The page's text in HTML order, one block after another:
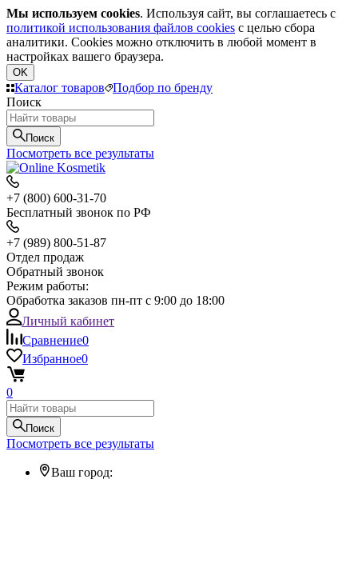
Мы используем cookies. Используя сайт, вы соглашаетесь с
политикой использования файлов cookies с целью сбора
аналитики. Cookies можно отключить в любой момент в
настройках вашего браузера.
OK
Каталог товаров
Подбор по бренду
Поиск
Поиск
Посмотреть все результаты
+7 (800) 600-31-70
Бесплатный звонок по РФ
+7 (989) 800-51-87
Отдел продаж
Обратный звонок
Режим работы:
Обработка заказов пн-пт с 9:00 до 18:00
Личный кабинет
Сравнение0
Избранное0
0
Поиск
Посмотреть все результаты
Ваш город: